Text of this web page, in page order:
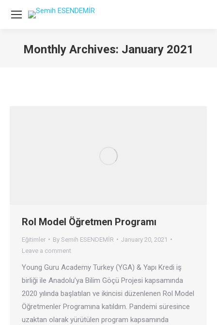
Monthly Archives: January 2021
Rol Model Öğretmen Programı
Eğitimler By Semih ESENDEMİR
January 20, 2021
Leave a comment
Young Guru Academy Turkey (YGA) & Yapı Kredi iş
birliği ile Anadolu’ya Bilim Göçü Projesi kapsamında
2020 yılında başlatılan ve ikincisi düzenlenen Rol Model
Öğretmenler Programına katıldım. Pandemi süresince
uzaktan olarak yürütülen program kapsamında